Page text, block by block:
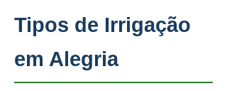
Tipos de Irrigação
em Alegria